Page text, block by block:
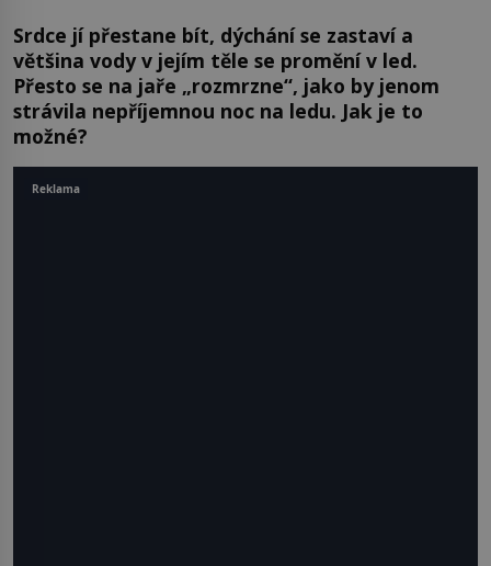
Srdce jí přestane bít, dýchání se zastaví a
většina vody v jejím těle se promění v led.
Přesto se na jaře „rozmrzne“, jako by jenom
strávila nepříjemnou noc na ledu. Jak je to
možné?
Reklama